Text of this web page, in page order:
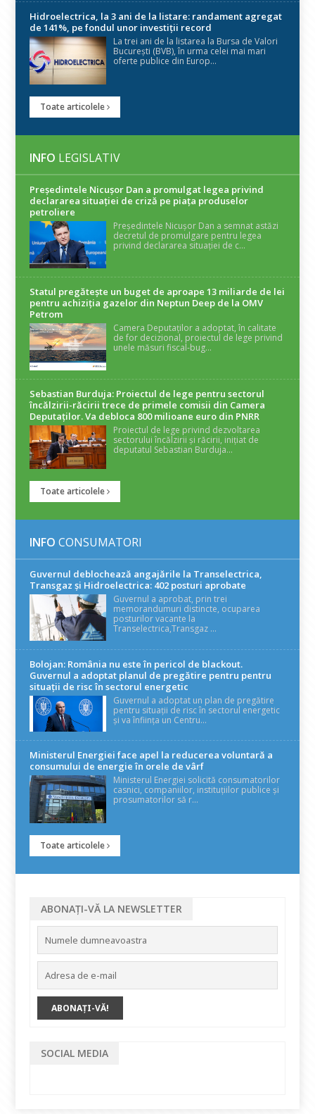
Hidroelectrica, la 3 ani de la listare: randament agregat
de 141%, pe fondul unor investiții record
La trei ani de la listarea la Bursa de Valori
București (BVB), în urma celei mai mari
oferte publice din Europ...
Toate articolele
INFO LEGISLATIV
Președintele Nicuşor Dan a promulgat legea privind
declararea situaţiei de criză pe piaţa produselor
petroliere
Președintele Nicușor Dan a semnat astăzi
decretul de promulgare pentru legea
privind declararea situației de c...
Statul pregătește un buget de aproape 13 miliarde de lei
pentru achiziția gazelor din Neptun Deep de la OMV
Petrom
Camera Deputaților a adoptat, în calitate
de for decizional, proiectul de lege privind
unele măsuri fiscal-bug...
Sebastian Burduja: Proiectul de lege pentru sectorul
încălzirii-răcirii trece de primele comisii din Camera
Deputaților. Va debloca 800 milioane euro din PNRR
Proiectul de lege privind dezvoltarea
sectorului încălzirii și răcirii, inițiat de
deputatul Sebastian Burduja...
Toate articolele
INFO CONSUMATORI
Guvernul deblochează angajările la Transelectrica,
Transgaz și Hidroelectrica: 402 posturi aprobate
Guvernul a aprobat, prin trei
memorandumuri distincte, ocuparea
posturilor vacante la
Transelectrica,Transgaz ...
Bolojan: România nu este în pericol de blackout.
Guvernul a adoptat planul de pregătire pentru pentru
situații de risc în sectorul energetic
Guvernul a adoptat un plan de pregătire
pentru situații de risc în sectorul energetic
și va înființa un Centru...
Ministerul Energiei face apel la reducerea voluntară a
consumului de energie în orele de vârf
Ministerul Energiei solicită consumatorilor
casnici, companiilor, instituțiilor publice și
prosumatorilor să r...
Toate articolele
ABONAȚI-VĂ LA NEWSLETTER
SOCIAL MEDIA